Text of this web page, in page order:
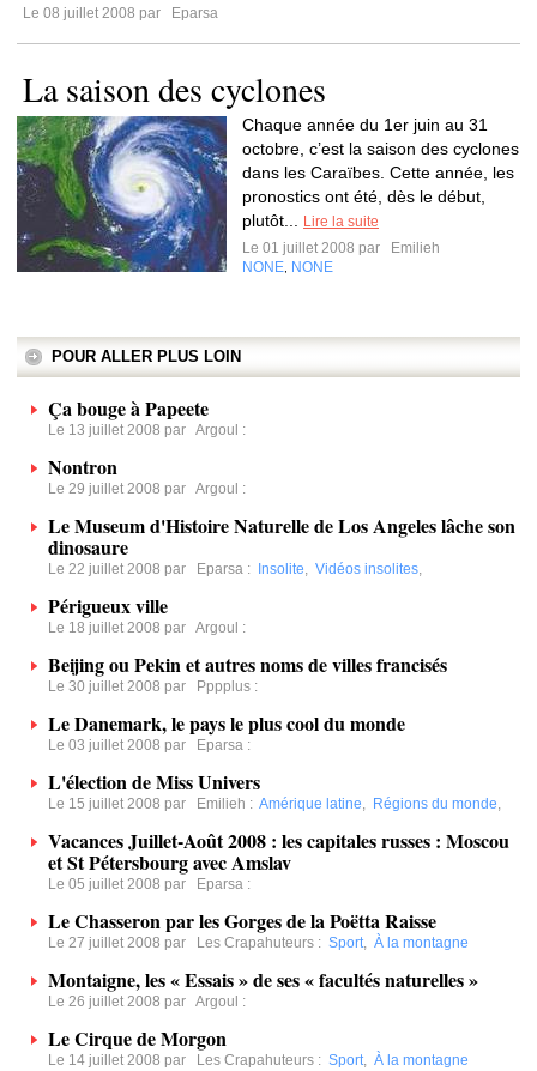
Le 08 juillet 2008 par
Eparsa
La saison des cyclones
Chaque année du 1er juin au 31
octobre, c’est la saison des cyclones
dans les Caraïbes. Cette année, les
pronostics ont été, dès le début,
plutôt...
Lire la suite
Le 01 juillet 2008 par
Emilieh
NONE NONE
POUR ALLER PLUS LOIN
Ça bouge à Papeete
Le 13 juillet 2008 par Argoul :
Nontron
Le 29 juillet 2008 par Argoul :
Le Museum d'Histoire Naturelle de Los Angeles lâche son
dinosaure
Le 22 juillet 2008 par Eparsa : Insolite, Vidéos insolites,
Périgueux ville
Le 18 juillet 2008 par Argoul :
Beijing ou Pekin et autres noms de villes francisés
Le 30 juillet 2008 par Pppplus :
Le Danemark, le pays le plus cool du monde
Le 03 juillet 2008 par Eparsa :
L'élection de Miss Univers
Le 15 juillet 2008 par Emilieh : Amérique latine, Régions du monde,
Vacances Juillet-Août 2008 : les capitales russes : Moscou
et St Pétersbourg avec Amslav
Le 05 juillet 2008 par Eparsa :
Le Chasseron par les Gorges de la Poëtta Raisse
Le 27 juillet 2008 par Les Crapahuteurs : Sport, À la montagne
Montaigne, les « Essais » de ses « facultés naturelles »
Le 26 juillet 2008 par Argoul :
Le Cirque de Morgon
Le 14 juillet 2008 par Les Crapahuteurs : Sport, À la montagne